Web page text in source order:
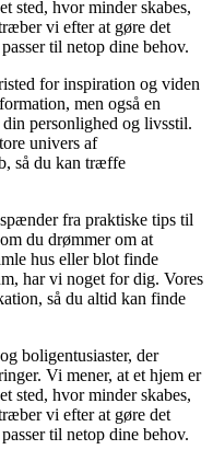
sted, hvor minder skabes,
vi efter at gøre det
til netop dine behov.
for inspiration og viden
men også en
personlighed og livsstil.
univers af
så du kan træffe
fra praktiske tips til
du drømmer om at
hus eller blot finde
har vi noget for dig. Vores
så du altid kan finde
boligentusiaster, der
Vi mener, at et hjem er
sted, hvor minder skabes,
vi efter at gøre det
til netop dine behov.